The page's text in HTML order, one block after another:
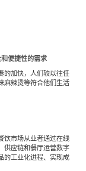
便捷性的需求
的加快，人们较以往任
麻辣烫等符合他们生活
饮市场从业者通过在线
供应链和餐厅运营数字
的工业化进程、实现成